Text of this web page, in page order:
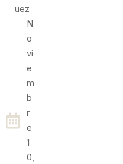
Uez
N
O
Vi
E
M
B
R
E
1
0,